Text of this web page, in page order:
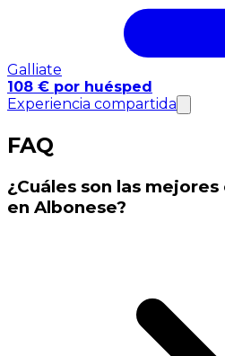
Galliate
108 € por huésped
Experiencia compartida
FAQ
¿Cuáles son las
en Albonese?